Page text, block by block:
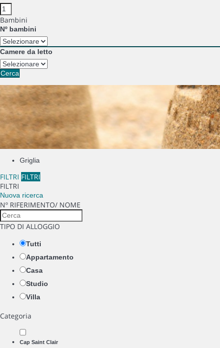
Bambini
Nº bambini
Camere da letto
Cerca
Griglia
FILTRI FILTRI
FILTRI
Nuova ricerca
Nº RIFERIMENTO/ NOME
TIPO DI ALLOGGIO
Tutti
Appartamento
Casa
Studio
Villa
Categoria
Cap Saint Clair